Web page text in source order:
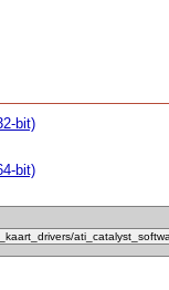
bit)
bit)